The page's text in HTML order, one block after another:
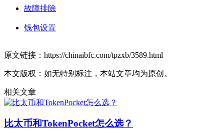
故障排除
钱包设置
原文链接：https://chinaibfc.com/tpzxb/3589.html
本文版权：如无特别标注，本站文章均为原创。
相关文章
比太币和TokenPocket怎么选？